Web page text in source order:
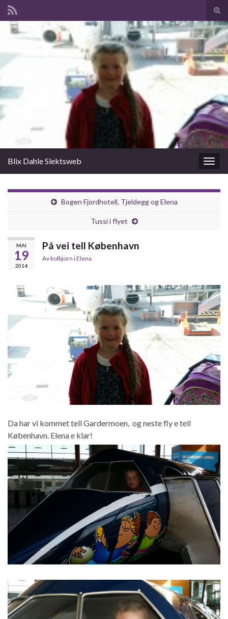
Slå
av/
Search for:
Slåu
av/på
Blix Dahle Slektsweb
Bogen Fjordhotell, Tjeldegg og Elena
Tussi i flyet
MAI
19
2014
På vei tell København
Avkolbjorn iElena
Da har vi kommet tell Gardermoen, og neste fly e tell
København. Elena e klar!